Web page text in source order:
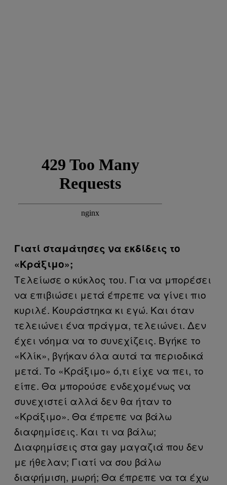
Γιατί σταμάτησες να εκδίδεις το
«Κράξιμο»;
Τελείωσε ο κύκλος του. Για να μπορέσει
να επιβιώσει μετά έπρεπε να γίνει πιο
κυριλέ. Κουράστηκα κι εγώ. Και όταν
τελειώνει ένα πράγμα, τελειώνει. Δεν
έχει νόημα να το συνεχίζεις. Βγήκε το
«Κλίκ», βγήκαν όλα αυτά τα περιοδικά
μετά. Το «Κράξιμο» ό,τι είχε να πει, το
είπε. Θα μπορούσε ενδεχομένως να
συνεχιστεί αλλά δεν θα ήταν το
«Κράξιμο». Θα έπρεπε να βάλω
διαφημίσεις. Και τι να βάλω;
Διαφημίσεις στα gay μαγαζιά που δεν
με ήθελαν; Γιατί να σου βάλω
διαφήμιση, μωρή; Θα έπρεπε να τα έχω